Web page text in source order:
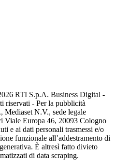
RTI S.p.A. Business Digital -
riservati - Per la pubblicità
N.V., sede legale
Viale Europa 46, 20093 Cologno
e ai dati personali trasmessi e/o
funzionale all’addestramento di
È altresì fatto divieto
di data scraping.